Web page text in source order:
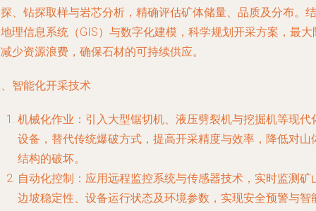
、钻探取样与岩芯分析，精确评估矿体储量、品质及分布。结
理信息系统（GIS）与数字化建模，科学规划开采方案，最大
少资源浪费，确保石材的可持续供应。
智能化开采技术
机械化作业：引入大型锯切机、液压劈裂机与挖掘机等现代
设备，替代传统爆破方式，提高开采精度与效率，降低对山
结构的破坏。
自动化控制：应用远程监控系统与传感器技术，实时监测矿
边坡稳定性、设备运行状态及环境参数，实现安全预警与智